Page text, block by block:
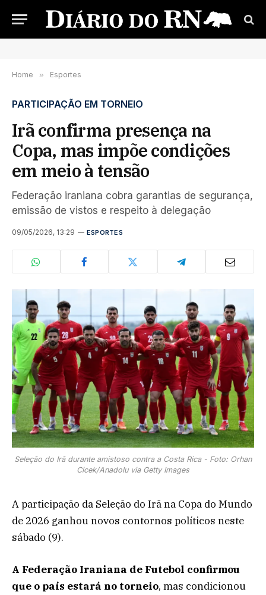
Home » Esportes
PARTICIPAÇÃO EM TORNEIO
Irã confirma presença na
Copa, mas impõe condições
em meio à tensão
Federação iraniana cobra garantias de segurança,
emissão de vistos e respeito à delegação
09/05/2026, 13:29 ESPORTES
Seleção do Irã durante amistoso contra a Costa Rica - Foto: Orhan
Cicek/Anadolu via Getty Images
A participação da Seleção do Irã na Copa do Mundo
de 2026 ganhou novos contornos políticos neste
sábado (9).
A Federação Iraniana de Futebol confirmou
que o país estará no torneio, mas condicionou